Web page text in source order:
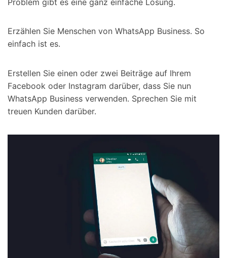
Erzählen Sie Menschen von WhatsApp Business. So
einfach ist es.
Erstellen Sie einen oder zwei Beiträge auf Ihrem
Facebook oder Instagram darüber, dass Sie nun
WhatsApp Business verwenden. Sprechen Sie mit
treuen Kunden darüber.